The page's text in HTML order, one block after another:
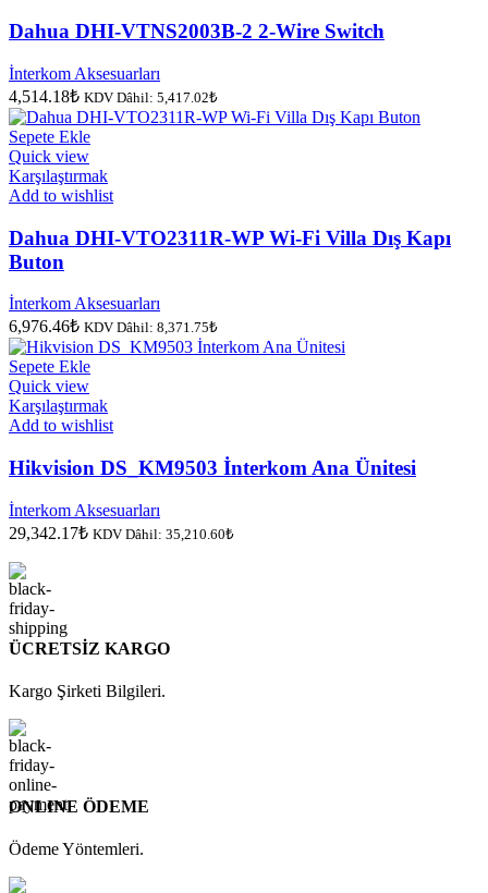
Dahua DHI-VTNS2003B-2 2-Wire Switch
İnterkom Aksesuarları
4,514.18₺ KDV Dâhil: 5,417.02₺
Sepete Ekle
Quick view
Karşılaştırmak
Add to wishlist
Dahua DHI-VTO2311R-WP Wi-Fi Villa Dış Kapı
Buton
İnterkom Aksesuarları
6,976.46₺ KDV Dâhil: 8,371.75₺
Sepete Ekle
Quick view
Karşılaştırmak
Add to wishlist
Hikvision DS_KM9503 İnterkom Ana Ünitesi
İnterkom Aksesuarları
29,342.17₺ KDV Dâhil: 35,210.60₺
ÜCRETSİZ KARGO
Kargo Şirketi Bilgileri.
ONLINE ÖDEME
Ödeme Yöntemleri.